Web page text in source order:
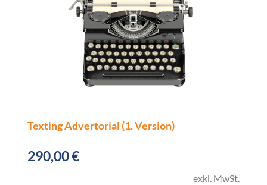
Texting Advertorial (1. Version)
290,00€
exkl. MwSt.